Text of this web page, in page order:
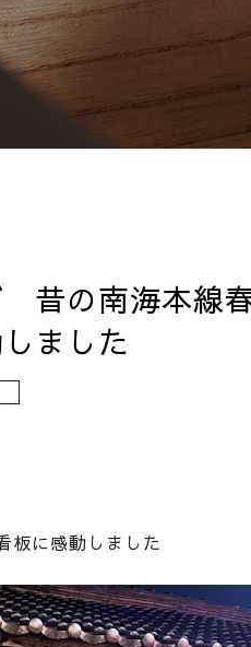
昔の南海本線
ました
板に感動しました